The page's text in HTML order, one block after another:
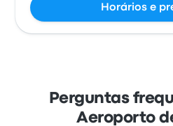
Horários e
Perguntas
Aeroporto